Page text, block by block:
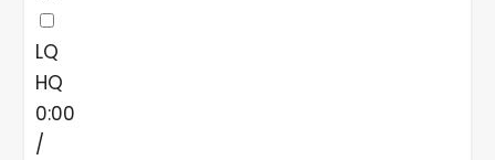
LQ
HQ
0:00
/